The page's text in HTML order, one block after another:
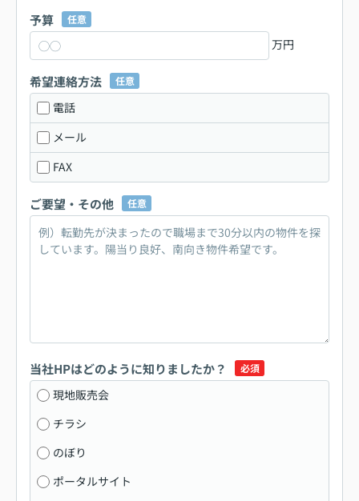
予算 任意
万円
希望連絡方法 任意
電話
メール
FAX
ご要望・その他 任意
当社HPはどのように知りましたか？ 必須
現地販売会
チラシ
のぼり
ポータルサイト